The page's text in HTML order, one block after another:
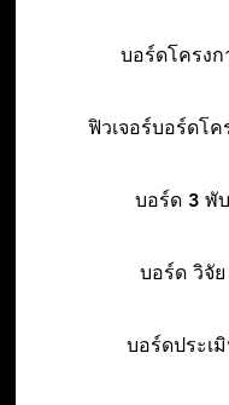
บอร์ดโครงก
ฟิวเจอร์บอร์ดโค
บอร์ด 3 พับ
บอร์ด วิจัย
บอร์ดประเ